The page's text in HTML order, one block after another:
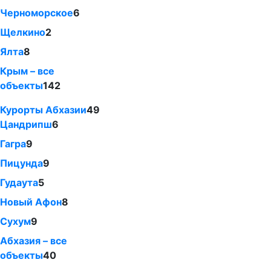
Черноморское6
Щелкино2
Ялта8
Крым – все
объекты142
Курорты Абхазии49
Цандрипш6
Гагра9
Пицунда9
Гудаута5
Новый Афон8
Сухум9
Абхазия – все
объекты40